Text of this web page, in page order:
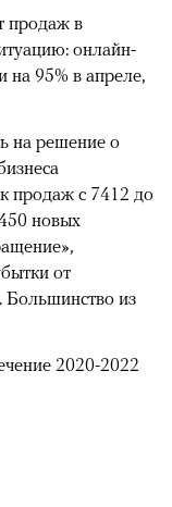
продаж в
онлайн-
на 95% в апреле,
на решение о
продаж с 7412 до
новых
от
Большинство из
2020-2022